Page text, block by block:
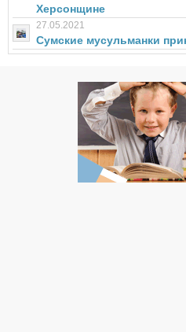
Херсонщине
27.05.2021
Сумские мусульманки